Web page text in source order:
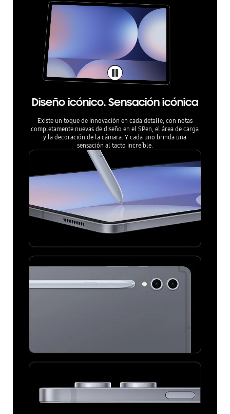
Diseño icónico. Sensación icónica
Existe un toque de innovación en cada detalle, con notas
completamente nuevas de diseño en el SPen, el área de carga
y la decoración de la cámara. Y cada uno brinda una
sensación al tacto increíble.